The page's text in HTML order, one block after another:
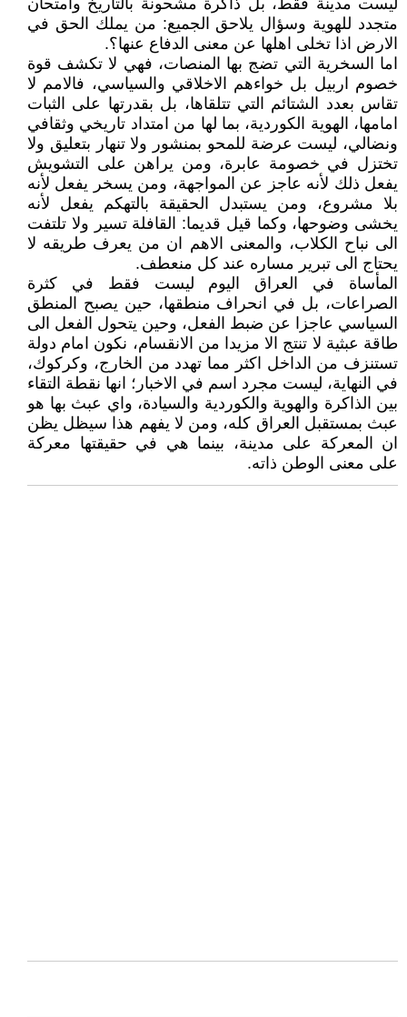
ليست مدينة فقط، بل ذاكرة مشحونة بالتاريخ وامتحان
متجدد للهوية وسؤال يلاحق الجميع: من يملك الحق في
الارض اذا تخلى اهلها عن معنى الدفاع عنها؟.
اما السخرية التي تضج بها المنصات، فهي لا تكشف قوة
خصوم اربيل بل خواءهم الاخلاقي والسياسي، فالامم لا
تقاس بعدد الشتائم التي تتلقاها، بل بقدرتها على الثبات
امامها، الهوية الكوردية، بما لها من امتداد تاريخي وثقافي
ونضالي، ليست عرضة للمحو بمنشور ولا تنهار بتعليق ولا
تختزل في خصومة عابرة، ومن يراهن على التشويش
يفعل ذلك لأنه عاجز عن المواجهة، ومن يسخر يفعل لأنه
بلا مشروع، ومن يستبدل الحقيقة بالتهكم يفعل لأنه
يخشى وضوحها، وكما قيل قديما: القافلة تسير ولا تلتفت
الى نباح الكلاب، والمعنى الاهم ان من يعرف طريقه لا
يحتاج الى تبرير مساره عند كل منعطف.
المأساة في العراق اليوم ليست فقط في كثرة
الصراعات، بل في انحراف منطقها، حين يصبح المنطق
السياسي عاجزا عن ضبط الفعل، وحين يتحول الفعل الى
طاقة عبثية لا تنتج الا مزيدا من الانقسام، نكون امام دولة
تستنزف من الداخل اكثر مما تهدد من الخارج، وكركوك،
في النهاية، ليست مجرد اسم في الاخبار؛ انها نقطة التقاء
بين الذاكرة والهوية والكوردية والسيادة، واي عبث بها هو
عبث بمستقبل العراق كله، ومن لا يفهم هذا سيظل يظن
ان المعركة على مدينة، بينما هي في حقيقتها معركة
على معنى الوطن ذاته.